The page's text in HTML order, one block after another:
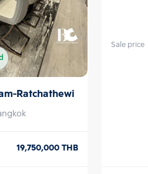
Ratchathewi
19,750,000THB
Sale price